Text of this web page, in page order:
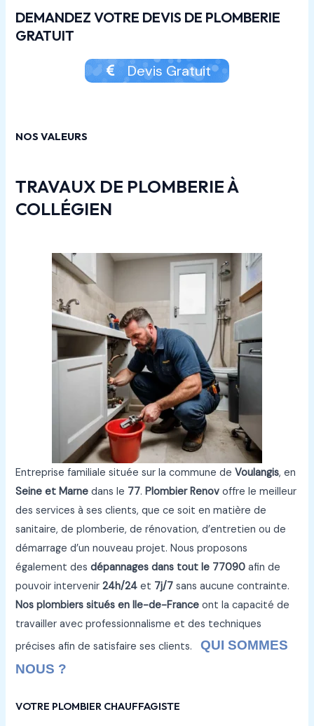
DEMANDEZ VOTRE DEVIS DE PLOMBERIE
GRATUIT
Devis Gratuit
NOS VALEURS
TRAVAUX DE PLOMBERIE À
COLLÉGIEN
Entreprise familiale située sur la commune deVoulangis, en
Seine et Marnedans le 77.Plombier Renov offre le meilleur
des services à ses clients, que ce soit en matière de
sanitaire, de plomberie, de rénovation, d’entretien ou de
démarrage d’un nouveau projet. Nous proposons
également desdépannages dans tout le 77090 afin de
pouvoir intervenir24h/24 et 7j/7 sans aucune contrainte.
Nos plombiers situés en Ile-de-Franceont la capacité de
travailler avec professionnalisme et des techniques
précises afin de satisfaire ses clients.QUI SOMMES
NOUS ?
VOTRE PLOMBIER CHAUFFAGISTE